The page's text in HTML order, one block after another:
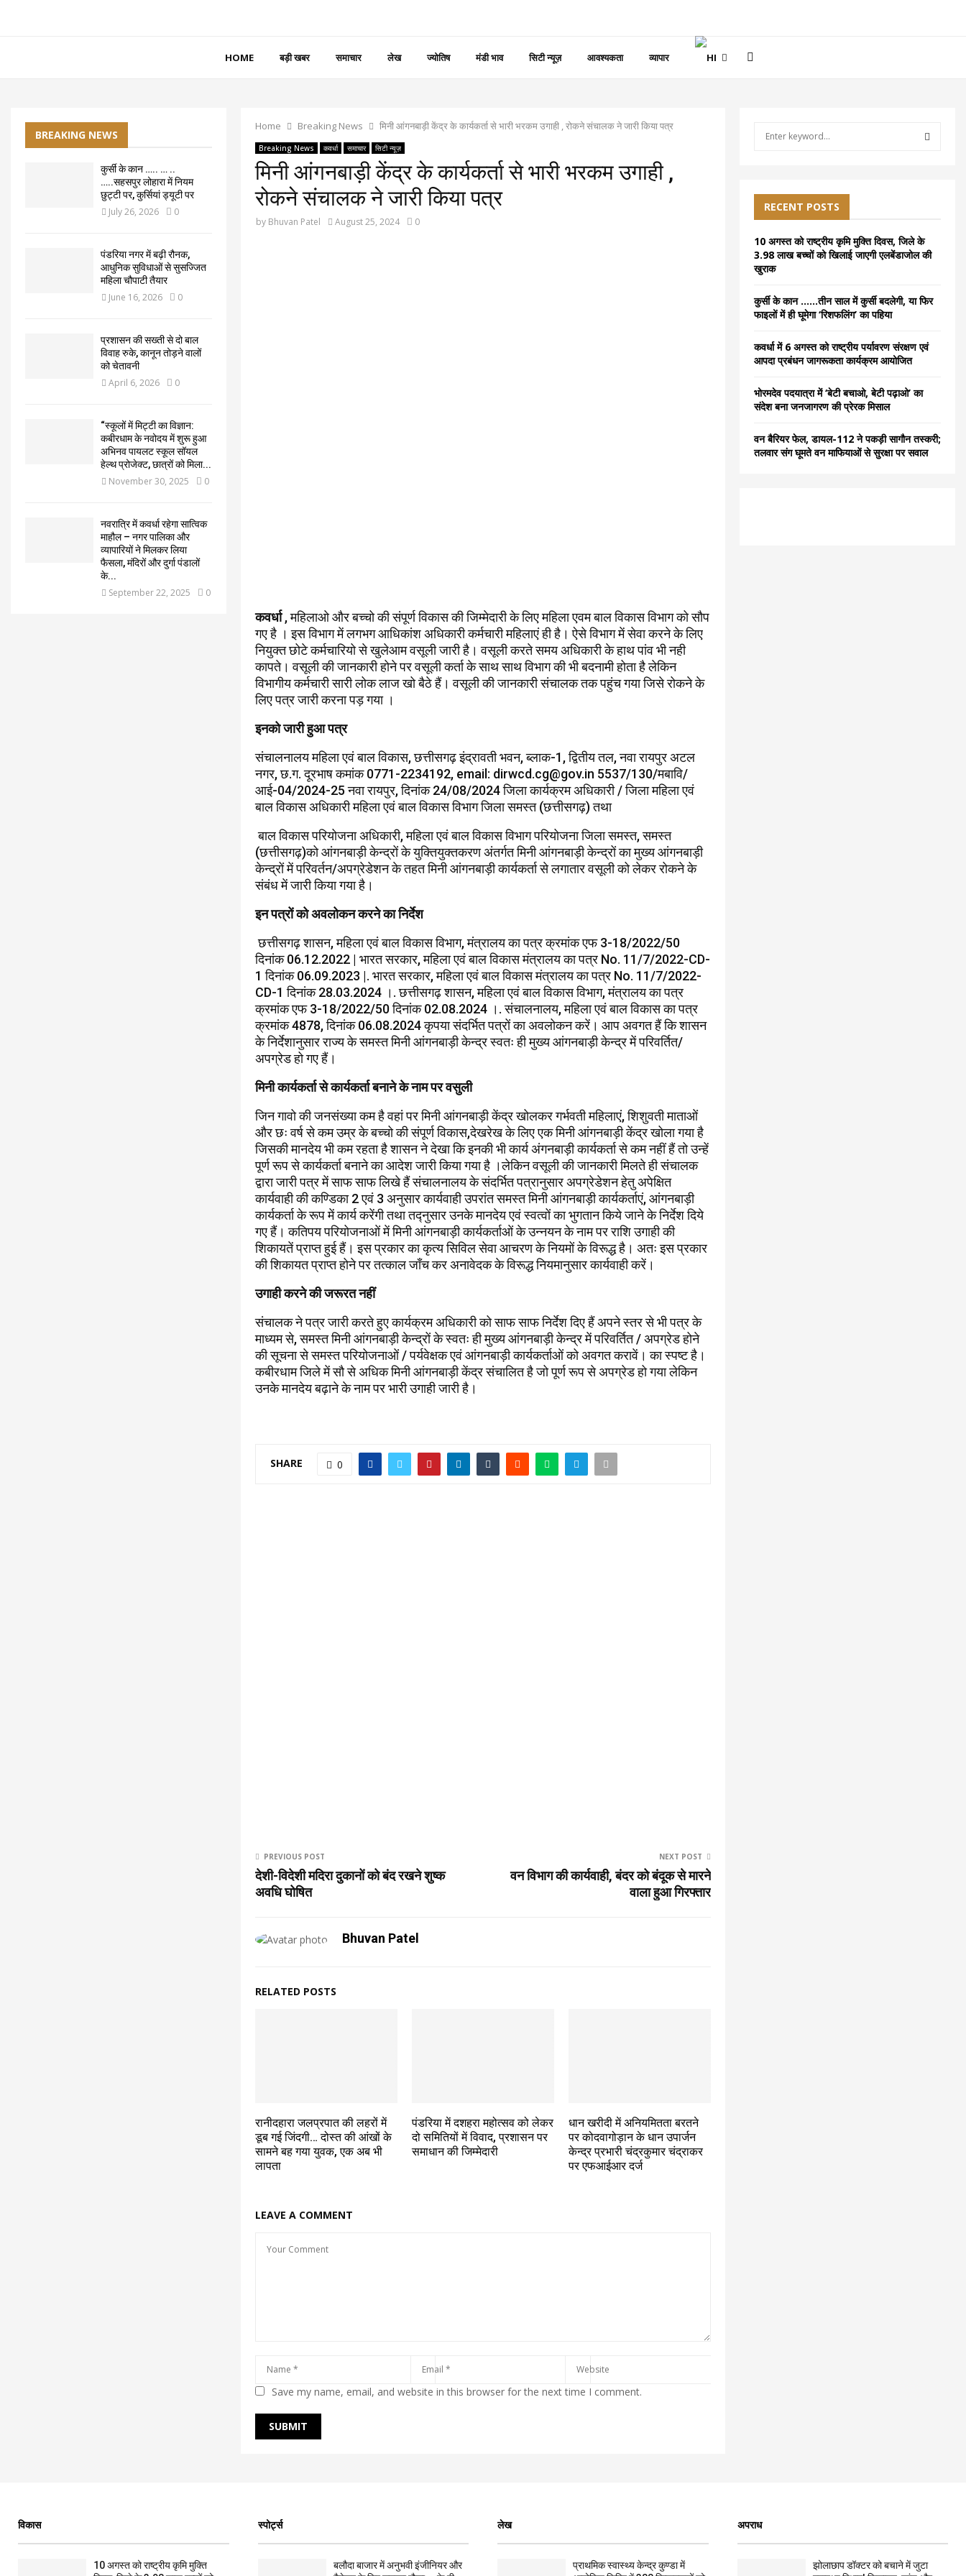
HOME बड़ी खबर समाचार लेख ज्योतिष मंडी भाव सिटी न्यूज़ आवश्यकता व्यापार
Home Breaking News मिनी आंगनबाड़ी केंद्र के कार्यकर्ता से भारी भरकम उगाही , रोकने संचालक ने जारी किया पत्र
Breaking News कवर्धा समाचार सिटी न्यूज़
मिनी आंगनबाड़ी केंद्र के कार्यकर्ता से भारी भरकम उगाही ,
रोकने संचालक ने जारी किया पत्र
by Bhuvan Patel August 25, 2024 0
कवर्धा, महिलाओ और बच्चो की संपूर्ण विकास की जिम्मेदारी के लिए महिला एवम बाल विकास विभाग को सौप
गए है । इस विभाग में लगभग आधिकांश अधिकारी कर्मचारी महिलाएं ही है। ऐसे विभाग में सेवा करने के लिए
नियुक्त छोटे कर्मचारियो से खुलेआम वसूली जारी है। वसूली करते समय अधिकारी के हाथ पांव भी नही
कापते। वसूली की जानकारी होने पर वसूली कर्ता के साथ साथ विभाग की भी बदनामी होता है लेकिन
विभागीय कर्मचारी सारी लोक लाज खो बैठे हैं। वसूली की जानकारी संचालक तक पहुंच गया जिसे रोकने के
लिए पत्र जारी करना पड़ गया ।
इनको जारी हुआ पत्र
संचालनालय महिला एवं बाल विकास, छत्तीसगढ़ इंद्रावती भवन, ब्लाक-1, द्वितीय तल, नवा रायपुर अटल
नगर, छ.ग. दूरभाष कमांक 0771-2234192, email: dirwcd.cg@gov.in 5537/130/मबावि/
आई-04/2024-25 नवा रायपुर, दिनांक 24/08/2024 जिला कार्यक्रम अधिकारी / जिला महिला एवं
बाल विकास अधिकारी महिला एवं बाल विकास विभाग जिला समस्त (छत्तीसगढ़) तथा
बाल विकास परियोजना अधिकारी, महिला एवं बाल विकास विभाग परियोजना जिला समस्त, समस्त
(छत्तीसगढ़)को आंगनबाड़ी केन्द्रों के युक्तियुक्तकरण अंतर्गत मिनी आंगनबाड़ी केन्द्रों का मुख्य आंगनबाड़ी
केन्द्रों में परिवर्तन/अपग्रेडेशन के तहत मिनी आंगनबाड़ी कार्यकर्ता से लगातार वसूली को लेकर रोकने के
संबंध में जारी किया गया है।
इन पत्रों को अवलोकन करने का निर्देश
छत्तीसगढ़ शासन, महिला एवं बाल विकास विभाग, मंत्रालय का पत्र क्रमांक एफ 3-18/2022/50
दिनांक 06.12.2022 | भारत सरकार, महिला एवं बाल विकास मंत्रालय का पत्र No. 11/7/2022-CD-
1 दिनांक 06.09.2023 |. भारत सरकार, महिला एवं बाल विकास मंत्रालय का पत्र No. 11/7/2022-
CD-1 दिनांक 28.03.2024 ।. छत्तीसगढ़ शासन, महिला एवं बाल विकास विभाग, मंत्रालय का पत्र
क्रमांक एफ 3-18/2022/50 दिनांक 02.08.2024 ।. संचालनालय, महिला एवं बाल विकास का पत्र
क्रमांक 4878, दिनांक 06.08.2024 कृपया संदर्भित पत्रों का अवलोकन करें। आप अवगत हैं कि शासन
के निर्देशानुसार राज्य के समस्त मिनी आंगनबाड़ी केन्द्र स्वतः ही मुख्य आंगनबाड़ी केन्द्र में परिवर्तित/
अपग्रेड हो गए हैं।
मिनी कार्यकर्ता से कार्यकर्ता बनाने के नाम पर वसुली
जिन गावो की जनसंख्या कम है वहां पर मिनी आंगनबाड़ी केंद्र खोलकर गर्भवती महिलाएं, शिशुवती माताओं
और छः वर्ष से कम उम्र के बच्चो की संपूर्ण विकास,देखरेख के लिए एक मिनी आंगनबाड़ी केंद्र खोला गया है
जिसकी मानदेय भी कम रहता है शासन ने देखा कि इनकी भी कार्य अंगनबाड़ी कार्यकर्ता से कम नहीं हैं तो उन्हें
पूर्ण रूप से कार्यकर्ता बनाने का आदेश जारी किया गया है ।लेकिन वसूली की जानकारी मिलते ही संचालक
द्वारा जारी पत्र में साफ साफ लिखे हैं संचालनालय के संदर्भित पत्रानुसार अपग्रेडेशन हेतु अपेक्षित
कार्यवाही की कण्डिका 2 एवं 3 अनुसार कार्यवाही उपरांत समस्त मिनी आंगनबाड़ी कार्यकर्ताएं, आंगनबाड़ी
कार्यकर्ता के रूप में कार्य करेंगी तथा तद्नुसार उनके मानदेय एवं स्वत्वों का भुगतान किये जाने के निर्देश दिये
गए हैं। कतिपय परियोजनाओं में मिनी आंगनबाड़ी कार्यकर्ताओं के उन्नयन के नाम पर राशि उगाही की
शिकायतें प्राप्त हुई हैं। इस प्रकार का कृत्य सिविल सेवा आचरण के नियमों के विरूद्ध है। अतः इस प्रकार
की शिकायत प्राप्त होने पर तत्काल जाँच कर अनावेदक के विरूद्ध नियमानुसार कार्यवाही करें।
उगाही करने की जरूरत नहीं
संचालक ने पत्र जारी करते हुए कार्यक्रम अधिकारी को साफ साफ निर्देश दिए हैं अपने स्तर से भी पत्र के
माध्यम से, समस्त मिनी आंगनबाड़ी केन्द्रों के स्वतः ही मुख्य आंगनबाड़ी केन्द्र में परिवर्तित / अपग्रेड होने
की सूचना से समस्त परियोजनाओं / पर्यवेक्षक एवं आंगनबाड़ी कार्यकर्ताओं को अवगत करावें। का स्पष्ट है।
कबीरधाम जिले में सौ से अधिक मिनी आंगनबाड़ी केंद्र संचालित है जो पूर्ण रूप से अपग्रेड हो गया लेकिन
उनके मानदेय बढ़ाने के नाम पर भारी उगाही जारी है।
SHARE 0
PREVIOUS POST
देशी-विदेशी मदिरा दुकानों को बंद रखने शुष्क
अवधि घोषित
NEXT POST
वन विभाग की कार्यवाही, बंदर को बंदूक से मारने
वाला हुआ गिरफ्तार
Bhuvan Patel
RELATED POSTS
रानीदहारा जलप्रपात की लहरों में
डूब गई जिंदगी… दोस्त की आंखों के
सामने बह गया युवक, एक अब भी
लापता
पंडरिया में दशहरा महोत्सव को लेकर
दो समितियों में विवाद, प्रशासन पर
समाधान की जिम्मेदारी
धान खरीदी में अनियमितता बरतने
पर कोदवागोड़ान के धान उपार्जन
केन्द्र प्रभारी चंद्रकुमार चंद्राकर
पर एफआईआर दर्ज
LEAVE A COMMENT
Save my name, email, and website in this browser for the next time I comment.
BREAKING NEWS
कुर्सी के कान ….. … ..
…..सहसपुर लोहारा में नियम
छुट्टी पर, कुर्सियां ड्यूटी पर
July 26, 2026 0
पंडरिया नगर में बढ़ी रौनक,
आधुनिक सुविधाओं से सुसज्जित
महिला चौपाटी तैयार
June 16, 2026 0
प्रशासन की सख्ती से दो बाल
विवाह रुके, कानून तोड़ने वालों
को चेतावनी
April 6, 2026 0
“स्कूलों में मिट्टी का विज्ञान:
कबीरधाम के नवोदय में शुरू हुआ
अभिनव पायलट स्कूल सॉयल
हेल्थ प्रोजेक्ट, छात्रों को मिला...
November 30, 2025 0
नवरात्रि में कवर्धा रहेगा सात्विक
माहौल – नगर पालिका और
व्यापारियों ने मिलकर लिया
फैसला, मंदिरों और दुर्गा पंडालों
के...
September 22, 2025 0
f
o
r
:
R
H
RECENT POSTS
10 अगस्त को राष्ट्रीय कृमि मुक्ति दिवस, जिले के
3.98 लाख बच्चों को खिलाई जाएगी एलबेंडाजोल की
खुराक
कुर्सी के कान ……तीन साल में कुर्सी बदलेगी, या फिर
फाइलों में ही घूमेगा ‘रिशफलिंग’ का पहिया
कवर्धा में 6 अगस्त को राष्ट्रीय पर्यावरण संरक्षण एवं
आपदा प्रबंधन जागरूकता कार्यक्रम आयोजित
भोरमदेव पदयात्रा में ‘बेटी बचाओ, बेटी पढ़ाओ’ का
संदेश बना जनजागरण की प्रेरक मिसाल
वन बैरियर फेल, डायल-112 ने पकड़ी सागौन तस्करी;
तलवार संग घूमते वन माफियाओं से सुरक्षा पर सवाल
विकास
10 अगस्त को राष्ट्रीय कृमि मुक्ति
स्पोर्ट्स
बलौदा बाजार में अनुभवी इंजीनियर और
लेख
प्राथमिक स्वास्थ्य केन्द्र कुण्डा में
अपराध
झोलाछाप डॉक्टर को बचाने में जुटा